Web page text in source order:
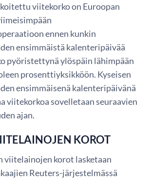
viitekorko on Euroopan
ennen kunkin
ensimmäistä kalenteripäivää
pyöristettynä ylöspäin lähimpään
prosenttiyksikköön. Kyseisen
ensimmäisenä kalenteripäivänä
viitekorkoa sovelletaan seuraavien
ajan.
KOROT
viitelainojen korot lasketaan
Reuters-järjestelmässä